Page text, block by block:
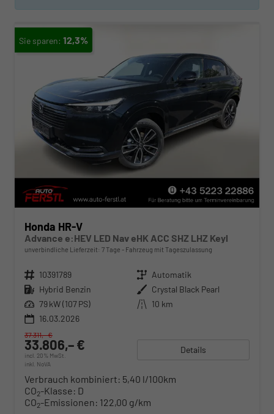
12,3%
Honda HR-V
Advance e:HEV LED Nav eHK ACC SHZ LHZ Keyl
unverbindliche Lieferzeit: 7 Tage Fahrzeug mit Tageszulassung
Fahrzeugnr. 10391789 Getriebe Automatik
Kraftstoff Hybrid Benzin Außenfarbe Crystal Black Pearl
Leistung 79 kW (107 PS) Kilometerstand 10 km
16.03.2026
33.806,– €
incl. 20% MwSt.
inkl. NoVA
37.311,– €
Details
Verbrauch kombiniert: 5,40 l/100km
CO2-Klasse: D
CO2-Emissionen: 122,00 g/km